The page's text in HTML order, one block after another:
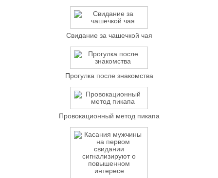
Свидание за чашечкой чая
Прогулка после знакомства
Провокационный метод пикапа